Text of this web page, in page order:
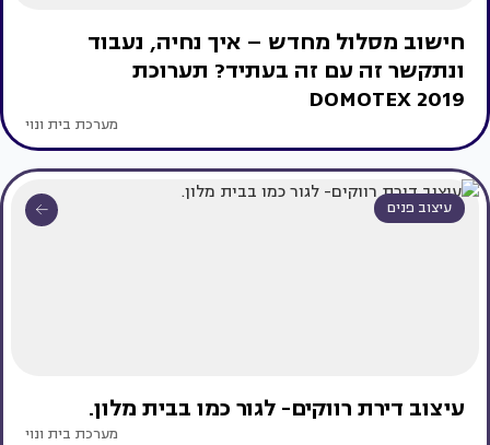
חישוב מסלול מחדש – איך נחיה, נעבוד
ונתקשר זה עם זה בעתיד? תערוכת
DOMOTEX 2019
מערכת בית ונוי
עיצוב פנים
עיצוב דירת רווקים- לגור כמו בבית מלון.
מערכת בית ונוי